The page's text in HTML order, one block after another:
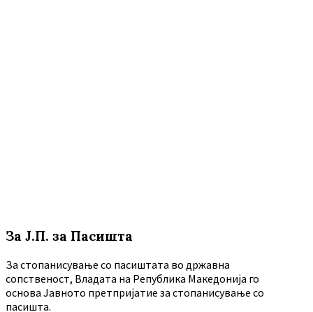
За Ј.П. за Пасишта
За стопанисување со пасиштата во државна
сопственост, Владата на Република Македонија го
основа Јавното претпријатие за стопанисување со
пасишта.